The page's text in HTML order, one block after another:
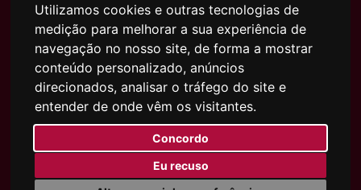
Utilizamos cookies e outras tecnologias de
medição para melhorar a sua experiência de
navegação no nosso site, de forma a mostrar
conteúdo personalizado, anúncios
direcionados, analisar o tráfego do site e
entender de onde vêm os visitantes.
Concordo
Eu recuso
244 768 525 | 917 075 003 | INFO@AJFILHOS.PT
Condições Gerais de Compra e Venda
Política de Privacidade
Política de Cookies
SUBSCREVA A NOSSA NEWSLETTER